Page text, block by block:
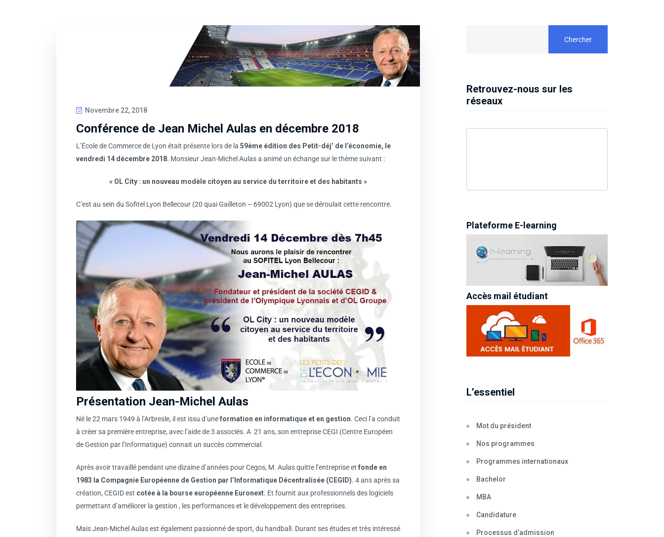
Novembre 22, 2018
Conférence de Jean Michel Aulas en décembre 2018
L’École de Commerce de Lyon était présente lors de la 59ème édition des Petit-déj’ de l’économie, le
vendredi 14 décembre 2018. Monsieur Jean-Michel Aulas a animé un échange sur le thème suivant :
« OL City : un nouveau modèle citoyen au service du territoire et des habitants »
C’est au sein du Sofitel Lyon Bellecour (20 quai Gailleton – 69002 Lyon) que se déroulait cette rencontre.
Présentation Jean-Michel Aulas
Né le 22 mars 1949 à l’Arbresle, il est issu d’uneformation en informatique et en gestion. Ceci l’a conduit
à créer sa première entreprise, avec l’aide de 3 associés. A 21 ans, son entreprise CEGI (Centre Européen
de Gestion par l’Informatique) connait un succès commercial.
Après avoir travaillé pendant une dizaine d’années pour Cegos, M. Aulas quitte l’entreprise et fonde en
1983 la Compagnie Européenne de Gestion par l’Informatique Décentralisée (CEGID). 4 ans après sa
création, CEGID est cotée à la bourse européenne Euronext. Et fournit aux professionnels des logiciels
permettant d’améliorer la gestion , les performances et le développement des entreprises.
Mais Jean-Michel Aulas est également passionné de sport, du handball. Durant ses études et très intéressé
Chercher
Retrouvez-nous sur les
réseaux
Plateforme E-learning
Accès mail étudiant
L’essentiel
Mot du président
Nos programmes
Programmes internationaux
Bachelor
MBA
Candidature
Processus d’admission